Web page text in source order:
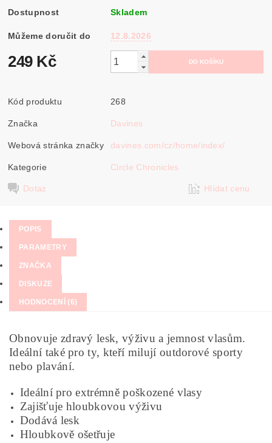
Dostupnost Skladem
Můžeme doručit do 12.8.2026
249 Kč
Kód produktu 268
Značka Davines
Webová stránka značky davines.com/cz/home/index/
Kategorie Circle Chronicles
Dotaz Hlídat cenu
POPIS
PARAMETRY
ZNAČKA
DISKUZE
HODNOCENÍ (6)
Obnovuje zdravý lesk, výživu a jemnost vlasům.
Ideální také pro ty, kteří milují outdorové sporty
nebo plavání.
Ideální pro extrémně poškozené vlasy
Zajišťuje hloubkovou výživu
Dodává lesk
Hloubkově ošetřuje